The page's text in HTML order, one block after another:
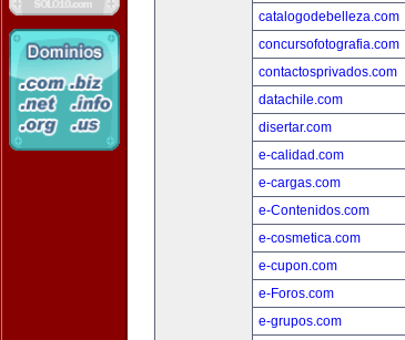
catalogodebelleza.com
concursofotografia.com
contactosprivados.com
datachile.com
disertar.com
e-calidad.com
e-cargas.com
e-Contenidos.com
e-cosmetica.com
e-cupon.com
e-Foros.com
e-grupos.com